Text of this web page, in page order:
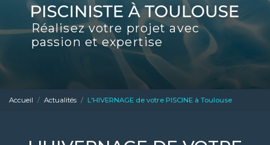
Réalisez votre projet avec
passion et expertise
Accueil Actualités L'HIVERNAGE de votre PISCINE à Toulouse